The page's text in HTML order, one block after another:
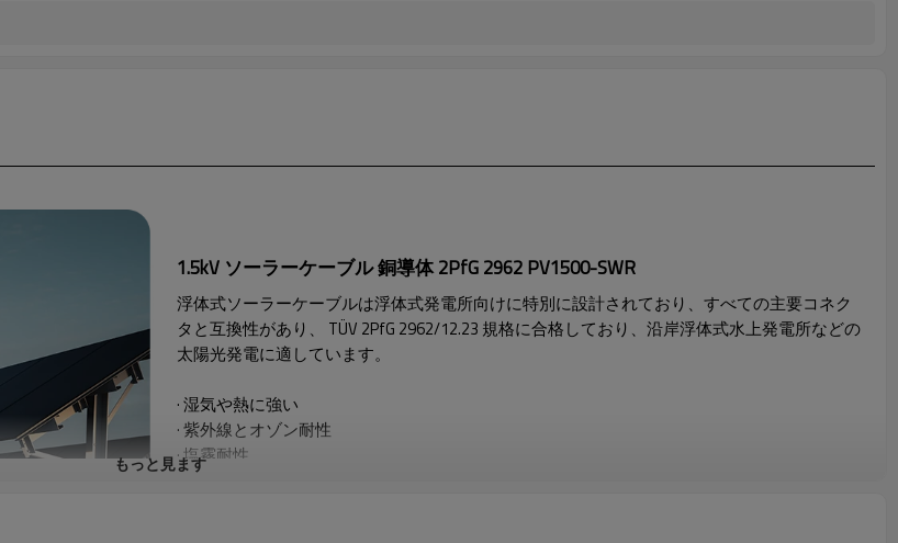
1.5kV ソーラーケーブル 銅導体 2PfG 2962 PV1500-SWR
浮体式ソーラーケーブルは浮体式発電所向けに特別に設計されており、すべての主要コネク
タと互換性があり、 TÜV 2PfG 2962/12.23 規格に合格しており、沿岸浮体式水上発電所などの
太陽光発電に適しています。
· 湿気や熱に強い
· 紫外線とオゾン耐性
· 塩霧耐性
· カビに強い
もっと見ます